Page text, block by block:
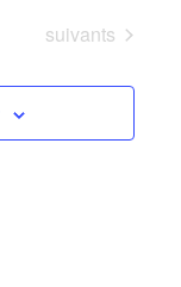
Évènements
suivants